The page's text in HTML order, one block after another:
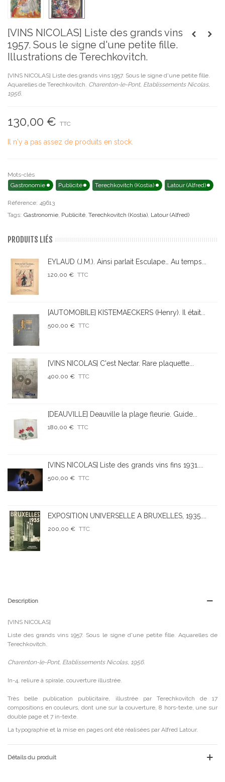
[VINS NICOLAS] Liste des grands vins
1957. Sous le signe d'une petite fille.
Illustrations de Terechkovitch.
[VINS NICOLAS] Liste des grands vins 1957. Sous le signe d'une petite fille.
Aquarelles de Terechkovitch. Charenton-le-Pont, Etablissements Nicolas,
1956.
130,00 € TTC
Il n'y a pas assez de produits en stock.
Mots-clés
Gastronomie
Publicité Terechkovitch (Kostia) Latour (Alfred)
Référence: 49613
Tags: Gastronomie Publicité Terechkovitch (Kostia) Latour (Alfred)
PRODUITS LIÉS
EYLAUD (J.M.). Ainsi parlait Esculape… Au temps...
120,00 € TTC
[AUTOMOBILE] KISTEMAECKERS (Henry). Il était...
500,00 € TTC
[VINS NICOLAS] C'est Nectar. Rare plaquette...
400,00 € TTC
[DEAUVILLE] Deauville la plage fleurie. Guide...
180,00 € TTC
[VINS NICOLAS] Liste des grands vins fins 1931....
500,00 € TTC
EXPOSITION UNIVERSELLE A BRUXELLES, 1935....
200,00 € TTC
Description
[VINS NICOLAS]
Liste des grands vins 1957. Sous le signe d'une petite fille. Aquarelles de
Terechkovitch.
Charenton-le-Pont, Etablissements Nicolas, 1956.
In-4, reliure à spirale, couverture illustrée.
Très belle publication publicitaire, illustrée par Terechkovitch de 17
compositions en couleurs, dont une sur la couverture, 8 hors-texte, une sur
double page et 7 in-texte.
La typographie et la mise en pages ont été réalisées par Alfred Latour.
Détails du produit